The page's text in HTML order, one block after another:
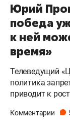
Юрий
победа
к ней
время»
Телеведущий
политика
приводит к
Комментарии